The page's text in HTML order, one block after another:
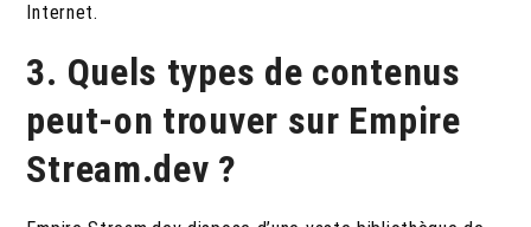
Internet.
3. Quels types de contenus
peut-on trouver sur Empire
Stream.dev ?